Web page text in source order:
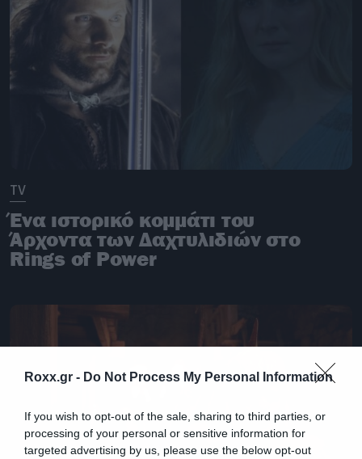
Roxx.gr - Do Not Process My Personal Information
If you wish to opt-out of the sale, sharing to third parties, or
processing of your personal or sensitive information for
targeted advertising by us, please use the below opt-out
TV
Ένα ιστορικό κομμάτι του
Άρχοντα των Δαχτυλιδιών στο
Rings of Power